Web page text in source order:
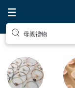
母親禮物